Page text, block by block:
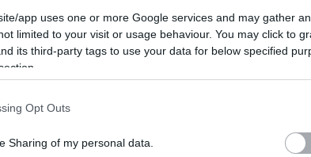
app uses one or more Google services and may gather
limited to your visit or usage behaviour. You may click to
its third-party tags to use your data for below specified
Opt Outs
Sharing of my personal data.